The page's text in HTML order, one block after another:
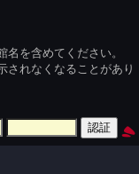
を含めてください。
されなくなることがあり